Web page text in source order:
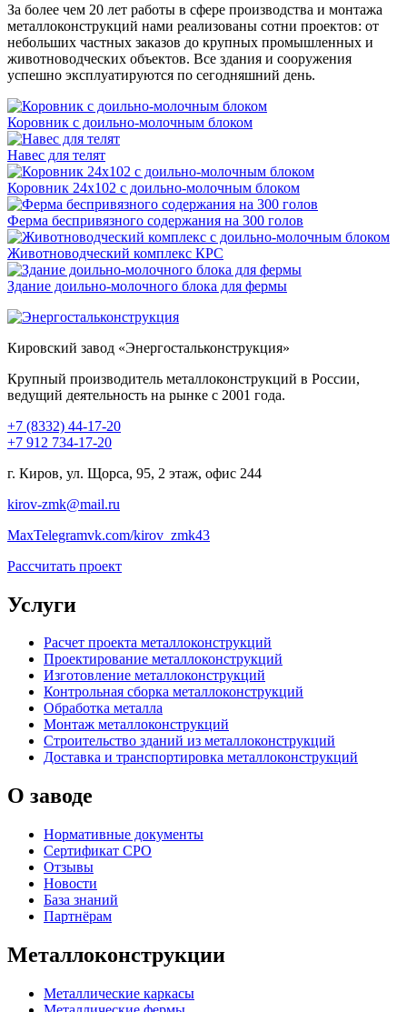
За более чем 20 лет работы в сфере производства и монтажа
металлоконструкций нами реализованы сотни проектов: от
небольших частных заказов до крупных промышленных и
животноводческих объектов. Все здания и сооружения
успешно эксплуатируются по сегодняшний день.
Коровник с доильно-молочным блоком
Навес для телят
Коровник 24х102 с доильно-молочным блоком
Ферма беспривязного содержания на 300 голов
Животноводческий комплекс КРС
Здание доильно-молочного блока для фермы
Кировский завод «Энергостальконструкция»
Крупный производитель металлоконструкций в России,
ведущий деятельность на рынке с 2001 года.
+7 (8332) 44-17-20
+7 912 734-17-20
г. Киров, ул. Щорса, 95, 2 этаж, офис 244
kirov-zmk@mail.ru
MaxTelegramvk.com/kirov_zmk43
Рассчитать проект
Услуги
Расчет проекта металлоконструкций
Проектирование металлоконструкций
Изготовление металлоконструкций
Контрольная сборка металлоконструкций
Обработка металла
Монтаж металлоконструкций
Строительство зданий из металлоконструкций
Доставка и транспортировка металлоконструкций
О заводе
Нормативные документы
Сертификат СРО
Отзывы
Новости
База знаний
Партнёрам
Металлоконструкции
Металлические каркасы